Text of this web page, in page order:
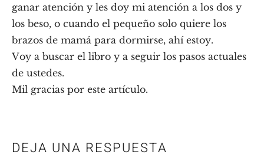
ganar atención y les doy mi atención a los dos y
los beso, o cuando el pequeño solo quiere los
brazos de mamá para dormirse, ahí estoy.
Voy a buscar el libro y a seguir los pasos actuales
de ustedes.
Mil gracias por este artículo.
DEJA UNA RESPUESTA